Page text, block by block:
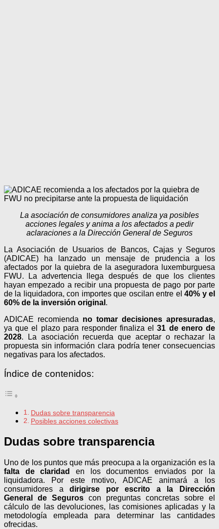
La asociación de consumidores analiza ya posibles
acciones legales y anima a los afectados a pedir
aclaraciones a la Dirección General de Seguros
La Asociación de Usuarios de Bancos, Cajas y Seguros
(ADICAE) ha lanzado un mensaje de prudencia a los
afectados por la quiebra de la aseguradora luxemburguesa
FWU. La advertencia llega después de que los clientes
hayan empezado a recibir una propuesta de pago por parte
de la liquidadora, con importes que oscilan entre el40% y el
60% de la inversión original .
ADICAE recomienda no tomar decisiones apresuradas,
ya que el plazo para responder finaliza el31 de enero de
2028. La asociación recuerda que aceptar o rechazar la
propuesta sin información clara podría tener consecuencias
negativas para los afectados.
Índice de contenidos:
Dudas sobre transparencia
Posibles acciones colectivas
Dudas sobre transparencia
Uno de los puntos que más preocupa a la organización es la
falta de claridad
en los documentos enviados por la
liquidadora. Por este motivo, ADICAE animará a los
consumidores adirigirse por escrito a la Dirección
General de Seguros con preguntas concretas sobre el
cálculo de las devoluciones, las comisiones aplicadas y la
metodología empleada para determinar las cantidades
ofrecidas.